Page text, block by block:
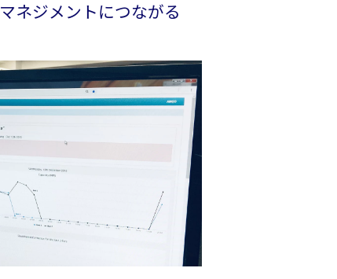
マネジメント につながる